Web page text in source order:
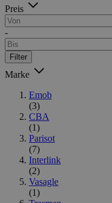
Preis
-
Filter
Marke
Emob
(3)
CBA
(1)
Parisot
(7)
Interlink
(2)
Vasagle
(1)